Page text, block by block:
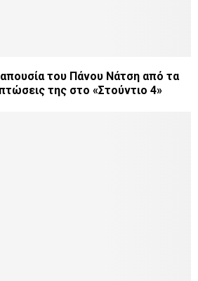
του Πάνου Νάτση από τα
της στο «Στούντιο 4»